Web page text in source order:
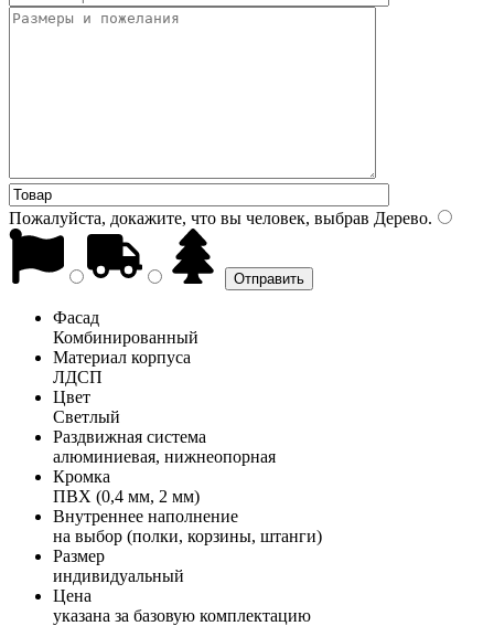
Пожалуйста, докажите, что вы человек, выбрав Дерево.
Фасад
Комбинированный
Материал корпуса
ЛДСП
Цвет
Светлый
Раздвижная система
алюминиевая, нижнеопорная
Кромка
ПВХ (0,4 мм, 2 мм)
Внутреннее наполнение
на выбор (полки, корзины, штанги)
Размер
индивидуальный
Цена
указана за базовую комплектацию